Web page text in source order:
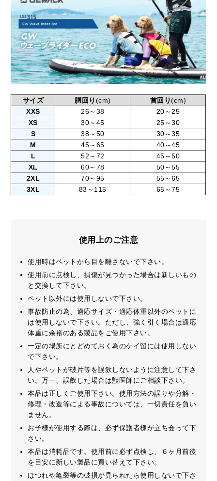
サイズ 胴回り (cm) 首回り(cm)
XXS
26～38
20～25
XS
30～45
25～30
S
38～50
30～35
M
45～65
40～45
L
52～72
45～50
XL
60～78
50～55
2XL
70～95
55～65
3XL
83～115 65～75
使用上のご注意
使用時はペットから目を離さないで下さい。
使用前に点検し、損傷が見つかった場合は新しいもの
と交換して下さい。
ペット以外には使用しないで下さい。
事故防止の為、適応サイズ・適応体重以外のペットに
は使用しないで下さい。ただし、強く引く場合は適応
体重に余裕のある製品をご使用下さい。
一定の場所にとどめておく為のケイ留には使用しない
で下さい。
人やペットが破片等を誤飲しないように注意して下さ
い。万一、誤飲した場合は獣医師にご相談下さい。
本品は正しくご使用下さい。使用方法の誤りや分解・
修理・改造等による事故については、一切責任を負い
ません。
お子様が使用する際は、必ず保護者様が立ち会って下
さい。
本品は消耗品です。使用前に必ず点検し、６ヶ月前後
を目安に新しい製品に買い替えて下さい。
ほつれや亀裂等の破損が見られたら使用しないで下さ